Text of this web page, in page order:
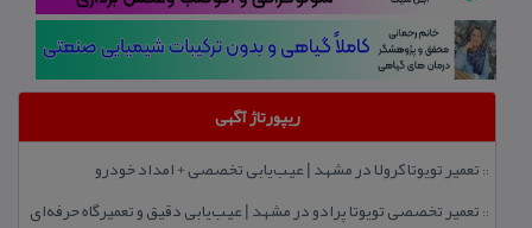
ریپورتاژ آگهی
:: تعمیر تویوتا كرولا در مشهد | عیب‌یابی تخصصی + امداد خودرو
:: تعمیر تخصصی تویوتا پرادو در مشهد | عیب‌یابی دقیق و تعمیرگاه حرفه‌ای